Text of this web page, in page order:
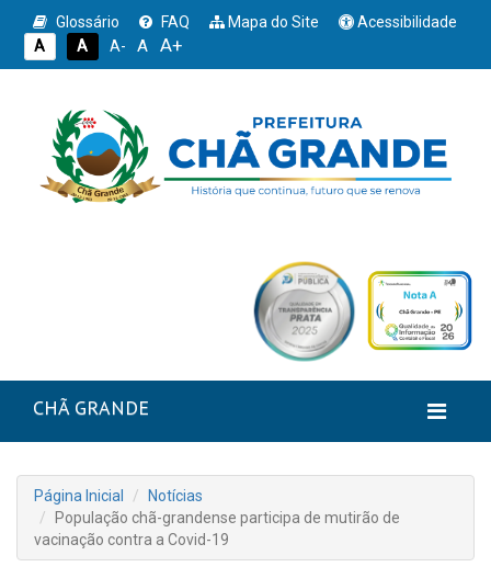
Glossário FAQ Mapa do Site
Acessibilidade
A
A A- A A+
CHÃ GRANDE
Página Inicial
Notícias
População chã-grandense participa de mutirão de
vacinação contra a Covid-19